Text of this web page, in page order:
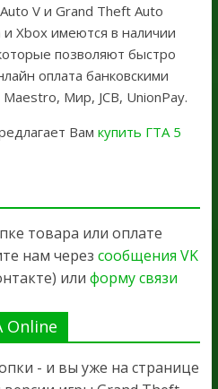
V и Grand Theft Auto
и Xbox имеются в наличии
позволяют быстро
оплата банковскими
Мир, JCB, UnionPay.
Вам купить ГТА 5
товара или оплате
нам через сообщения VK
или форму связи
Online
- и вы уже на странице